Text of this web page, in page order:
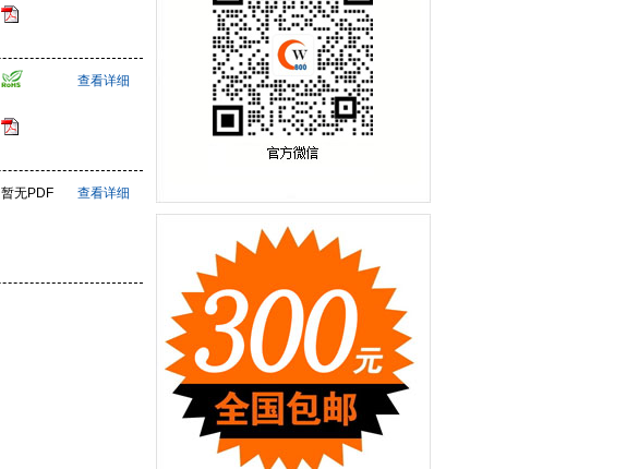
查看详细
暂无PDF 查看详细